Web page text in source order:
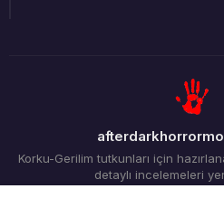
Korku-Gerilim tutkunları için
detaylı incelemeleri